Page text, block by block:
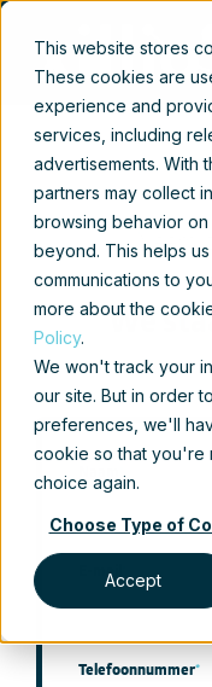
This website stores
These cookies are
experience and
services, including
advertisements. With
partners may collect
browsing behavior
beyond. This helps
communications to
more about the
Policy.
We won't track your
our site. But in order
preferences, we'll
cookie so that you're
choice again.
Choose Type of
Accept
Neem
We
E-mail
Telefoonnummer*